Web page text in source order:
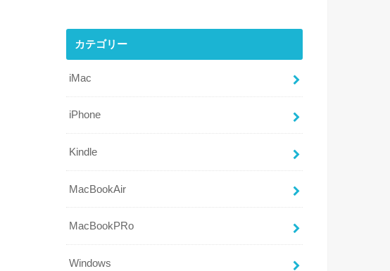
カテゴリー
iMac
iPhone
Kindle
MacBookAir
MacBookPRo
Windows